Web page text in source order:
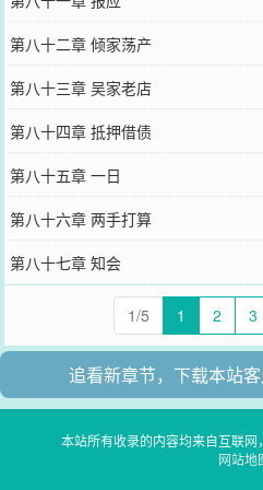
第八十二章 倾家荡产
第八十三章 吴家老店
第八十四章 抵押借债
第八十五章 一日
第八十六章 两手打算
第八十七章 知会
1/5 1 2 3
追看新章节，下载本站
本站所有收录的内容均来自互联网
网站地